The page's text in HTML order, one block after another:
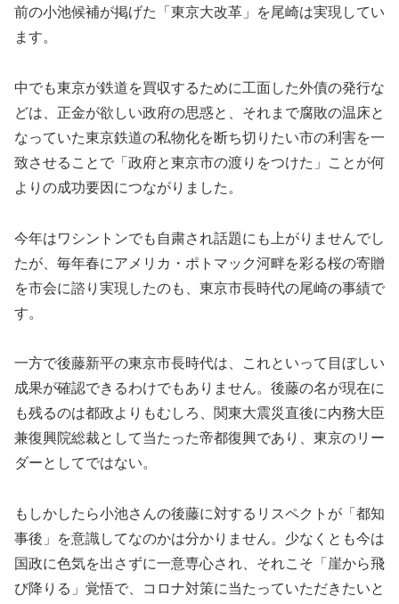
前の小池候補が掲げた「東京大改革」を尾崎は実現してい
ます。
中でも東京が鉄道を買収するために工面した外債の発行な
どは、正金が欲しい政府の思惑と、それまで腐敗の温床と
なっていた東京鉄道の私物化を断ち切りたい市の利害を一
致させることで「政府と東京市の渡りをつけた」ことが何
よりの成功要因につながりました。
今年はワシントンでも自粛され話題にも上がりませんでし
たが、毎年春にアメリカ・ポトマック河畔を彩る桜の寄贈
を市会に諮り実現したのも、東京市長時代の尾崎の事績で
す。
一方で後藤新平の東京市長時代は、これといって目ぼしい
成果が確認できるわけでもありません。後藤の名が現在に
も残るのは都政よりもむしろ、関東大震災直後に内務大臣
兼復興院総裁として当たった帝都復興であり、東京のリー
ダーとしてではない。
もしかしたら小池さんの後藤に対するリスペクトが「都知
事後」を意識してなのかは分かりません。少なくとも今は
国政に色気を出さずに一意専心され、それこそ「崖から飛
び降りる」覚悟で、コロナ対策に当たっていただきたいと